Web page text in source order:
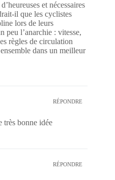
et nécessaires
il que les cyclistes
lors de leurs
peu l’anarchie : vitesse,
règles de circulation
dans un meilleur
RÉPONDRE
très bonne idée
RÉPONDRE